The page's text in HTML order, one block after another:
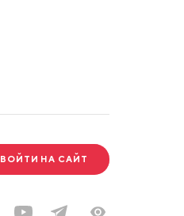
ВОЙТИ НА САЙТ